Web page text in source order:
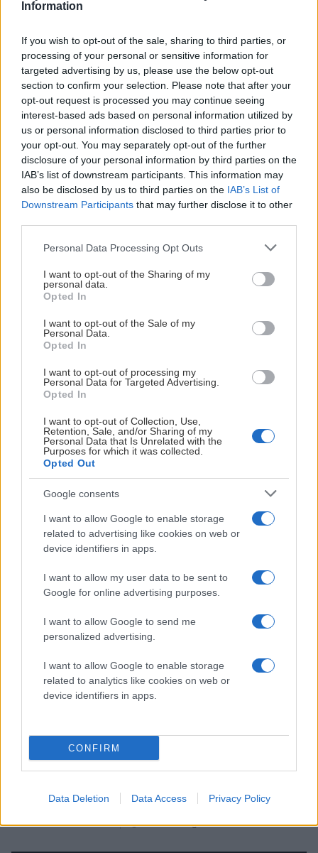
Information
If you wish to opt-out of the sale, sharing to third parties, or
processing of your personal or sensitive information for
targeted advertising by us, please use the below opt-out
section to confirm your selection. Please note that after your
opt-out request is processed you may continue seeing
interest-based ads based on personal information utilized by
us or personal information disclosed to third parties prior to
your opt-out. You may separately opt-out of the further
disclosure of your personal information by third parties on the
IAB’s list of downstream participants. This information may
also be disclosed by us to third parties on the IAB’s List of
Downstream Participants that may further disclose it to other
Please note that this website/app uses one or more Google
not limited to your visit or usage behaviour. You may click to
grant or deny consent to Google and its third-party tags to
use your data for below specified purposes in below Google
consent section.
Personal Data Processing Opt Outs
I want to opt-out of the Sharing of my
personal data.
Opted In
I want to opt-out of the Sale of my
Personal Data.
Opted In
I want to opt-out of processing my
Personal Data for Targeted Advertising.
Opted In
I want to opt-out of Collection, Use,
Retention, Sale, and/or Sharing of my
Personal Data that Is Unrelated with the
Purposes for which it was collected.
Opted Out
Google consents
I want to allow Google to enable storage
related to advertising like cookies on web or
device identifiers in apps.
I want to allow my user data to be sent to
Google for online advertising purposes.
I want to allow Google to send me
personalized advertising.
I want to allow Google to enable storage
related to analytics like cookies on web or
device identifiers in apps.
CONFIRM
Data Deletion Data Access Privacy Policy
man kommer, desto mer upptäcker man.
Likt platserna som inspirerat designen.
På den sköld du klär
Årets matchtröja är en hyllning till minnen och platser vi
bär med oss.
Till skogen och sjöarna. Till Karlstad och Värmland.
Hitta matchtröjan här
ANDRA DAGEN - RINKSIDE!
Publicerad:2026-08-04 1 min läsning